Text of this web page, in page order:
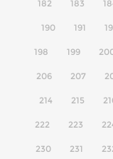
182 183
190 191
198 199
206 207
214 215
222 223
230 231